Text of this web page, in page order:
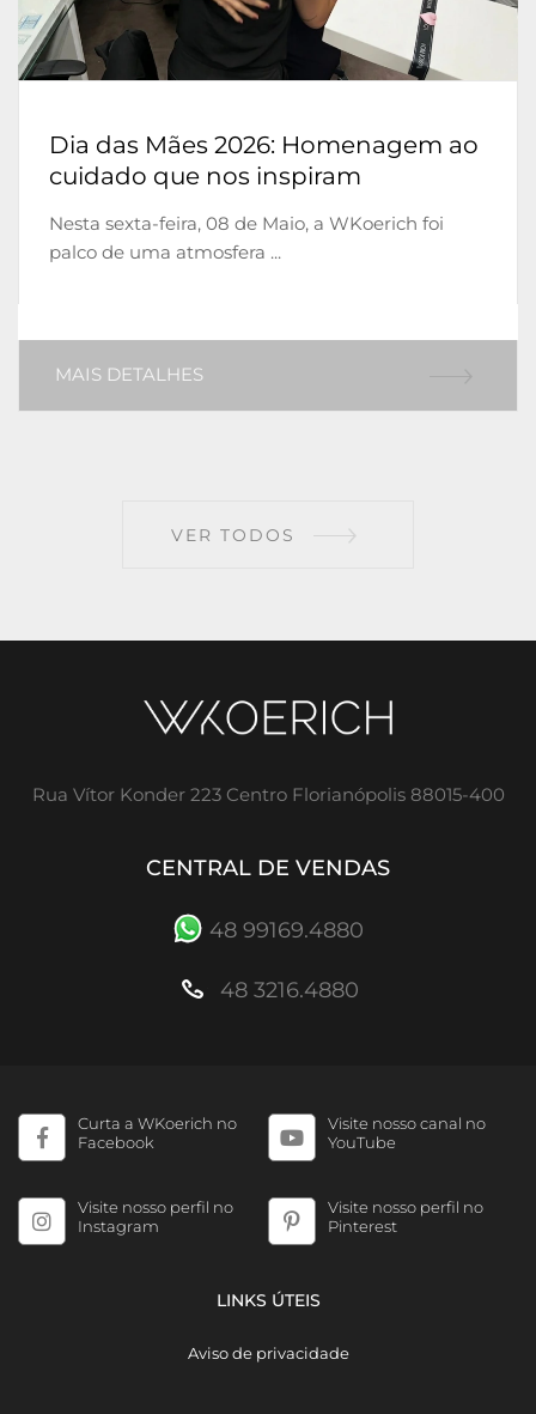
Dia das Mães 2026: Homenagem ao
cuidado que nos inspiram
Nesta sexta-feira, 08 de Maio, a WKoerich foi
palco de uma atmosfera ...
MAIS DETALHES
VER TODOS
Rua Vítor Konder 223 Centro Florianópolis 88015-400
CENTRAL DE VENDAS
48 99169.4880
48 3216.4880
Curta a WKoerich no
Facebook
Visite nosso canal no
YouTube
Visite nosso perfil no
Instagram
Visite nosso perfil no
Pinterest
LINKS ÚTEIS
Aviso de privacidade